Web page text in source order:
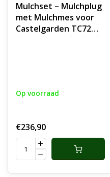
Mulchset – Mulchplug
met Mulchmes voor
Castelgarden TC72
zitmaaier, onderdeel
Op voorraad
€236,90